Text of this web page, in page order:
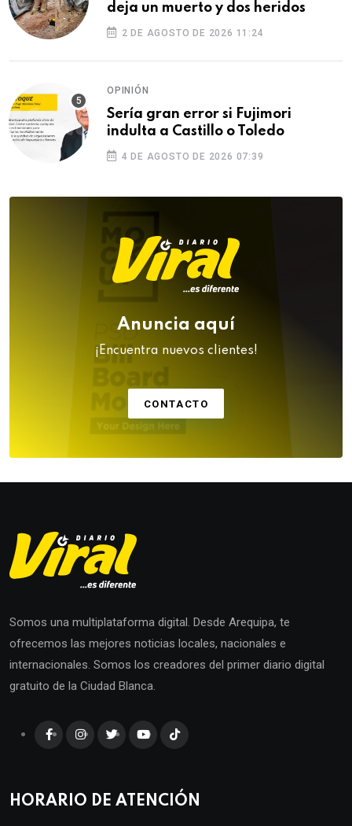
deja un muerto y dos heridos
2 DE AGOSTO DE 2026 11:24
OPINIÓN
Sería gran error si Fujimori
indulta a Castillo o Toledo
4 DE AGOSTO DE 2026 07:39
Anuncia aquí
¡Encuentra nuevos clientes!
CONTACTO
Somos una multiplataforma digital. Desde Arequipa, te
ofrecemos las mejores noticias locales, nacionales e
internacionales. Somos los creadores del primer diario digital
gratuito de la Ciudad Blanca.
HORARIO DE ATENCIÓN